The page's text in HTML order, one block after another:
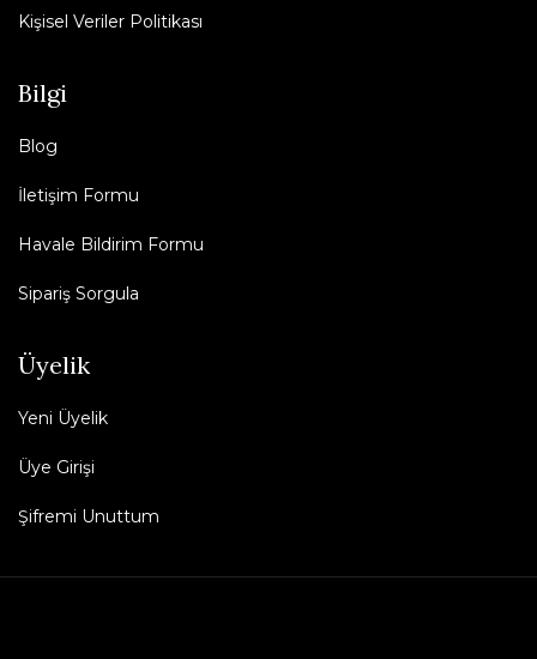
Kişisel Veriler Politikası
Bilgi
Blog
İletişim Formu
Havale Bildirim Formu
Sipariş Sorgula
Üyelik
Yeni Üyelik
Üye Girişi
Şifremi Unuttum